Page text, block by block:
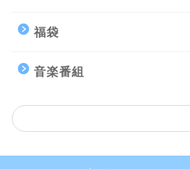
福袋
音楽番組